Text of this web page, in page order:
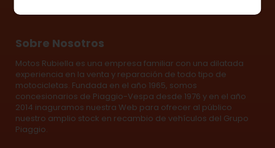
Sobre Nosotros
Motos Rubiella es una empresa familiar con una dilatada
experiencia en la venta y reparación de todo tipo de
motocicletas. Fundada en el año 1965, somos
concesionarios de Piaggio-Vespa desde 1976 y en el año
2014 inaguramos nuestra Web para ofrecer al público
nuestro amplio stock en recambio de vehículos del Grupo
Piaggio.